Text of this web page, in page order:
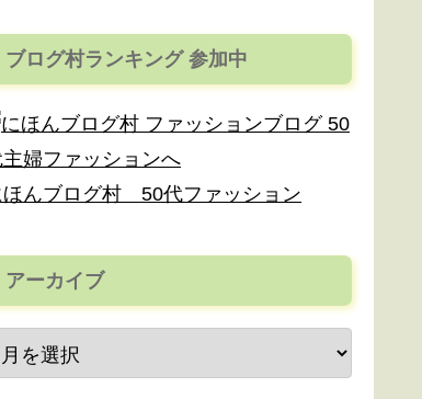
ブログ村ランキング 参加中
ほんブログ村 50代ファッション
アーカイブ